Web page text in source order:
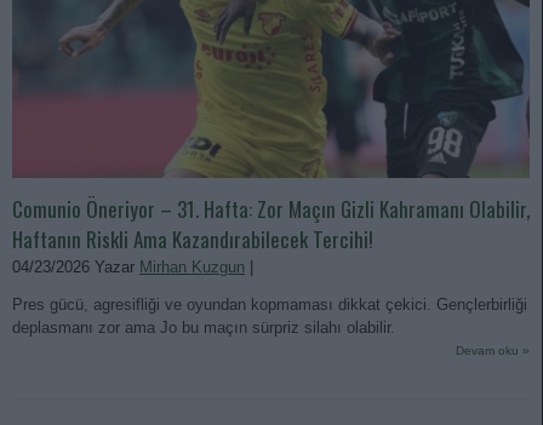
Comunio Öneriyor – 31. Hafta: Zor Maçın Gizli Kahramanı Olabilir,
Haftanın Riskli Ama Kazandırabilecek Tercihi!
04/23/2026 Yazar Mirhan Kuzgun
Pres gücü, agresifliği ve oyundan kopmaması dikkat çekici. Gençlerbirliği
deplasmanı zor ama Jo bu maçın sürpriz silahı olabilir.
Devam oku »